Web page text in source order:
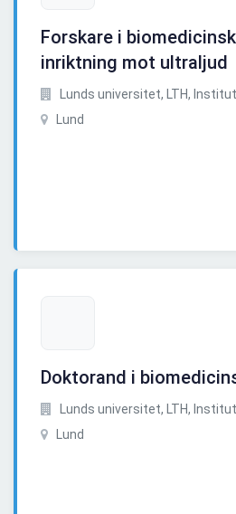
Forskare i
inriktning mot ultraljud
Lunds universitet, LTH,
Lund
Doktorand i
Lunds universitet, LTH,
Lund